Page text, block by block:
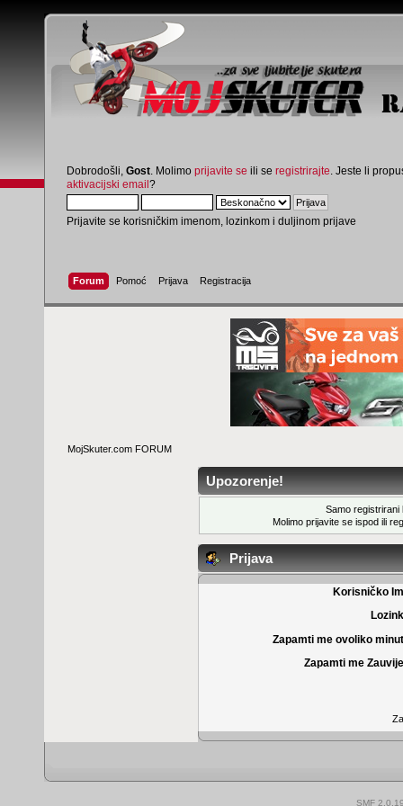
Dobrodošli, Gost . Molimo prijavite se ili se registrirajte . Jeste li
aktivacijski email?
Prijavite se korisničkim imenom, lozinkom i duljinom prijave
Forum Pomoć Prijava Registracija
MojSkuter.com FORUM
Upozorenje!
Samo registrirani
Molimo prijavite se ispod ili
Prijava
Korisničko
Zapamti me ovoliko
Zapamti me
SMF